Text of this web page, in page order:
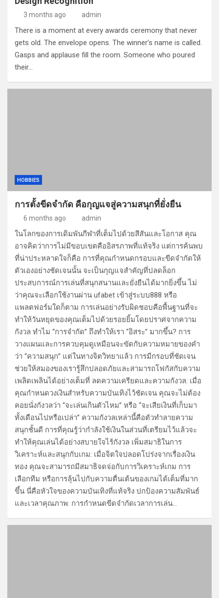
3 months ago admin
There is a moment at every awards ceremony that never
gets old. The envelope opens. The winner’s name is called.
Gasps and applause fill the room. Someone who poured
their…
HOBBIES
การตั้งขีดจำกัด คือกุญแจสู่ความสนุกที่ยั่งยืน
6 months ago admin
ในโลกของการเดิมพันกีฬาที่เต็มไปด้วยสีสันและโอกาส คุณ
อาจคิดว่าการไม่มีขอบเขตคืออิสรภาพที่แท้จริง แต่การค้นพบ
ที่น่าประหลาดใจก็คือ การที่คุณกำหนดกรอบและขีดจำกัดให้
ตัวเองอย่างชัดเจนนั้น จะเป็นกุญแจสำคัญที่ปลดล็อก
ประสบการณ์การเล่นที่สนุกสนานและยั่งยืนได้มากยิ่งขึ้น ไม่
ว่าคุณจะเลือกใช้งานผ่าน ufabet เข้าสู่ระบบ888 หรือ
แพลตฟอร์มใดก็ตาม การเล่นอย่างรับผิดชอบคือพื้นฐานที่จะ
ทำให้วันหยุดของคุณเต็มไปด้วยรอยยิ้มโดยปราศจากความ
กังวล ทำไม “การจำกัด” ถึงทำให้เรา “อิสระ” มากขึ้น? การ
วางแผนและการควบคุมดูเหมือนจะขัดกับความหมายของคำ
ว่า “ความสนุก” แต่ในทางจิตวิทยาแล้ว การมีกรอบที่ชัดเจน
ช่วยให้สมองของเรารู้สึกปลอดภัยและสามารถโฟกัสกับความ
เพลิดเพลินได้อย่างเต็มที่ ลดความเครียดและความกังวล: เมื่อ
คุณกำหนดวงเงินสำหรับความบันเทิงไว้ชัดเจน คุณจะไม่ต้อง
คอยนั่งกังวลว่า “จะเล่นเกินตัวไหม” หรือ “จะเสียเงินที่เก็บมา
ทั้งเดือนไปหรือเปล่า” ความกังวลเหล่านี้คือตัวทำลายความ
สนุกชั้นดี การที่คุณรู้ว่ากำลังใช้เงินในส่วนที่เตรียมไว้แล้วจะ
ทำให้คุณเล่นได้อย่างสบายใจไร้กังวล เพิ่มสมาธิในการ
วิเคราะห์และสนุกกับเกม: เมื่อจิตใจปลอดโปร่งจากเรื่องเงิน
ทอง คุณจะสามารถมีสมาธิจดจ่อกับการวิเคราะห์เกม การ
เลือกทีม หรือการลุ้นไปกับความตื่นเต้นของเกมได้เต็มที่มาก
ขึ้น นี่คือหัวใจของความบันเทิงที่แท้จริง ปกป้องความสัมพันธ์
และเวลาคุณภาพ: การกำหนดขีดจำกัดเวลาการเล่น…